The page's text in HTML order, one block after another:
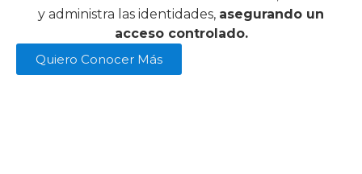
y administra las identidades, asegurando un
acceso controlado.
Quiero Conocer Más